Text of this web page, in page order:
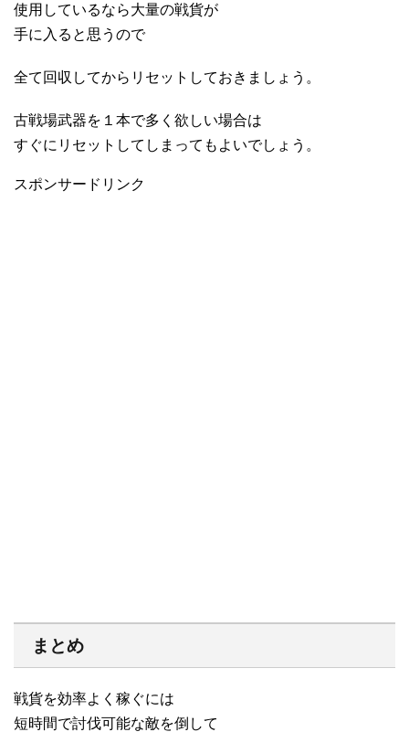
使用しているなら大量の戦貨が
手に入ると思うので
全て回収してからリセットしておきましょう。
古戦場武器を１本で多く欲しい場合は
すぐにリセットしてしまってもよいでしょう。
スポンサードリンク
まとめ
戦貨を効率よく稼ぐには
短時間で討伐可能な敵を倒して